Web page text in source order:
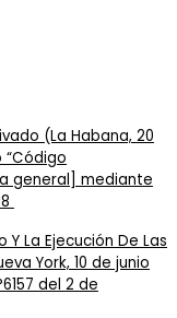
(La Habana, 20
general] mediante
La Ejecución De Las
York, 10 de junio
del 2 de